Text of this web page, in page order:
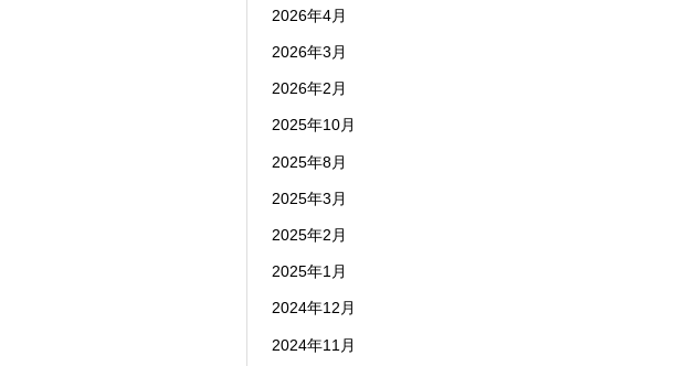
2026年4月
2026年3月
2026年2月
2025年10月
2025年8月
2025年3月
2025年2月
2025年1月
2024年12月
2024年11月